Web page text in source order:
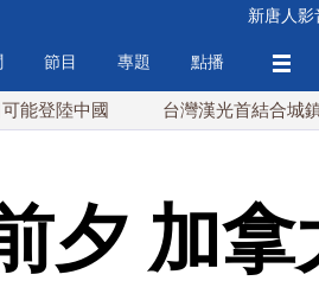
新唐人影
節目 專題 點播
中國 台灣漢光首結合城鎮演習
夕 加